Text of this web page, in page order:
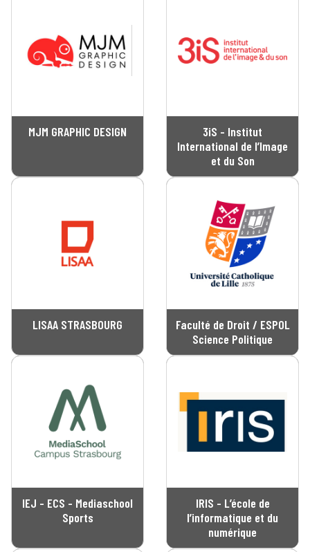
MJM GRAPHIC DESIGN
3iS - Institut
International de l’Image
et du Son
LISAA STRASBOURG
Faculté de Droit / ESPOL
Science Politique
IEJ - ECS - Mediaschool
Sports
IRIS - L’école de
l’informatique et du
numérique